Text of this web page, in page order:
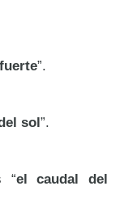
”.
sol”.
“el caudal del